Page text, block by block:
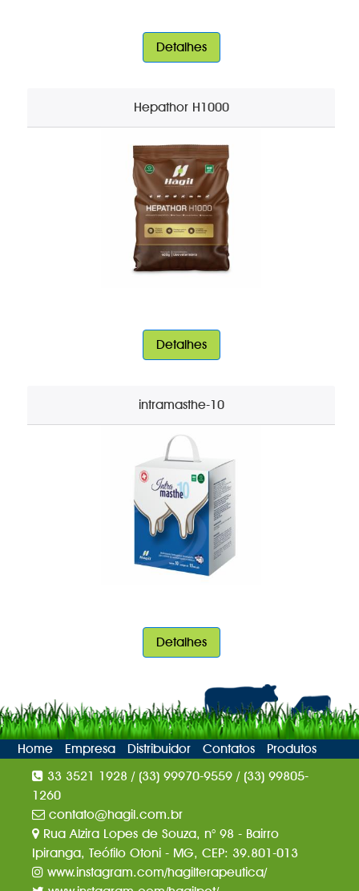
Detalhes
Hepathor H1000
Detalhes
intramasthe-10
Detalhes
Home Empresa Distribuidor Contatos
Produtos
33 3521 1928 / (33) 99970-9559 / (33) 99805-
1260
contato@hagil.com.br
Rua Alzira Lopes de Souza, n° 98 - Bairro
Ipiranga, Teófilo Otoni - MG, CEP: 39.801-013
www.instagram.com/hagilterapeutica/